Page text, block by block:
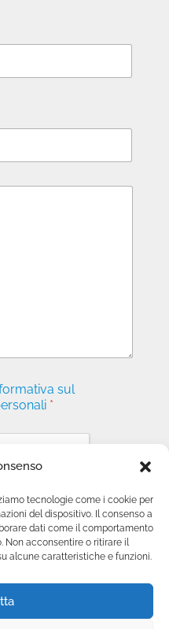
tecnologie come i cookie per
del dispositivo. Il consenso a
dati come il comportamento
Non acconsentire o ritirare il
alcune caratteristiche e funzioni.
sul
*